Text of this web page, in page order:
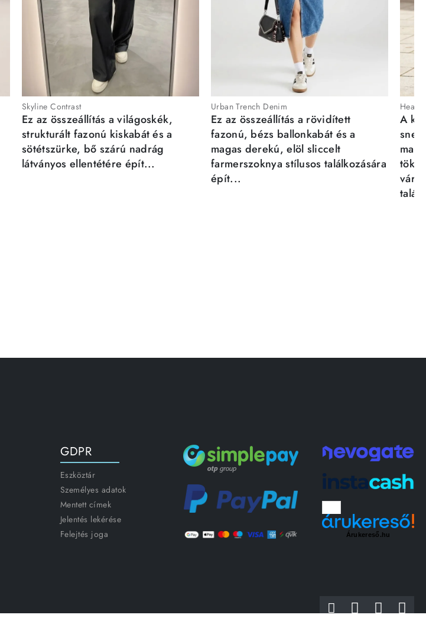
Skyline Contrast
Ez az összeállítás a világoskék,
strukturált fazonú kiskabát és a
sötétszürke, bő szárú nadrág
látványos ellentétére épít...
Urban Trench Denim
Ez az összeállítás a rövidített
fazonú, bézs ballonkabát és a
magas derekú, elöl sliccelt
farmerszoknya stílusos találkozására
épít...
A
GDPR
Eszköztár
Személyes adatok
Mentett címek
Jelentés lekérése
Felejtés joga
Árukereső.hu